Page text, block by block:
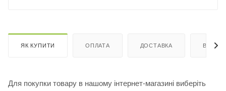
ЯК КУПИТИ ОПЛАТА ДОСТАВКА
Для покупки товару в нашому інтернет-магазині виберіть